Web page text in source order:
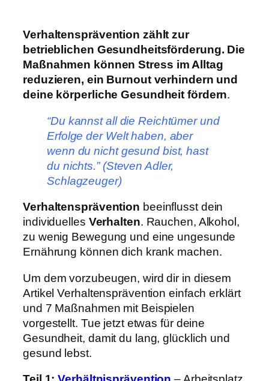
Verhaltensprävention zählt zur
betrieblichen Gesundheitsförderung. Die
Maßnahmen könnenStress im Alltag
reduzieren, ein Burnout verhindern und
deine körperliche Gesundheit fördern.
“Du kannst all die Reichtümer und
Erfolge der Welt haben, aber
wenn du nicht gesund bist, hast
du nichts.” (Steven Adler,
Schlagzeuger)
Verhaltensprävention beeinflusst dein
individuelles Verhalten. Rauchen, Alkohol,
zu wenig Bewegung und eine ungesunde
Ernährung können dich krank machen.
Um dem vorzubeugen, wird dir in diesem
Artikel Verhaltensprävention einfach erklärt
und 7 Maßnahmen mit Beispielen
vorgestellt. Tue jetzt etwas für deine
Gesundheit, damit du lang, glücklich und
gesund lebst.